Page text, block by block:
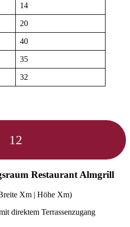
14
20
40
35
32
12
Restaurant Almgrill
Xm | Höhe Xm)
direktem Terrassenzugang